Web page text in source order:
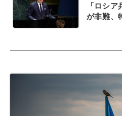
「ロシ
が非難、